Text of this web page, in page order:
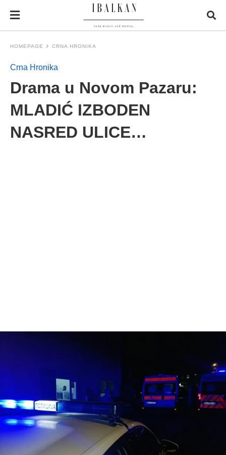
HOMEPAGE CRNA HRONIKA
Crna Hronika
Drama u Novom Pazaru:
MLADIĆ IZBODEN
NASRED ULICE…